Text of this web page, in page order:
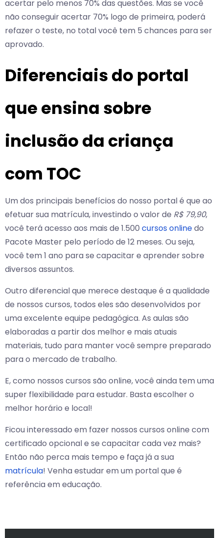
acertar pelo menos 70% das questões. Mas se você
não conseguir acertar 70% logo de primeira, poderá
refazer o teste, no total você tem 5 chances para ser
aprovado.
Diferenciais do portal
que ensina sobre
inclusão da criança
com TOC
Um dos principais benefícios do nosso portal é que ao
efetuar sua matrícula, investindo o valor de R$ 79,90,
você terá acesso aos mais de 1.500 cursos onlinedo
Pacote Master pelo período de 12 meses. Ou seja,
você tem 1 ano para se capacitar e aprender sobre
diversos assuntos.
Outro diferencial que merece destaque é a qualidade
de nossos cursos, todos eles são desenvolvidos por
uma excelente equipe pedagógica. As aulas são
elaboradas a partir dos melhor e mais atuais
materiais, tudo para manter você sempre preparado
para o mercado de trabalho.
E, como nossos cursos são online, você ainda tem uma
super flexibilidade para estudar. Basta escolher o
melhor horário e local!
Ficou interessado em fazer nossos cursos online com
certificado opcional e se capacitar cada vez mais?
Então não perca mais tempo e faça já a sua
matrícula! Venha estudar em um portal que é
referência em educação.